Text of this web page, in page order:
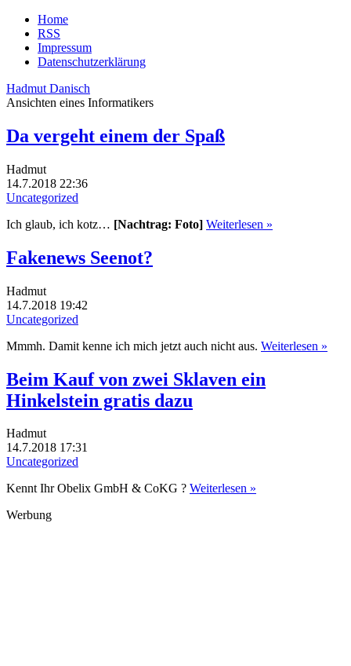
Home
RSS
Impressum
Datenschutzerklärung
Hadmut Danisch
Ansichten eines Informatikers
Da vergeht einem der Spaß
Hadmut
14.7.2018 22:36
Uncategorized
Ich glaub, ich kotz… [Nachtrag: Foto] Weiterlesen »
Fakenews Seenot?
Hadmut
14.7.2018 19:42
Uncategorized
Mmmh. Damit kenne ich mich jetzt auch nicht aus. Weiterlesen »
Beim Kauf von zwei Sklaven ein
Hinkelstein gratis dazu
Hadmut
14.7.2018 17:31
Uncategorized
Kennt Ihr Obelix GmbH & CoKG ? Weiterlesen »
Werbung